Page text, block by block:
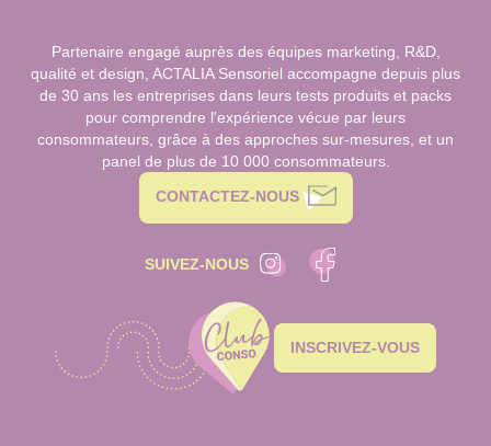
Partenaire engagé auprès des équipes marketing, R&D,
qualité et design, ACTALIA Sensoriel accompagne depuis plus
de 30 ans les entreprises dans leurs tests produits et packs
pour comprendre l'expérience vécue par leurs
consommateurs, grâce à des approches sur-mesures, et un
panel de plus de 10 000 consommateurs.
CONTACTEZ-NOUS
SUIVEZ-NOUS
INSCRIVEZ-VOUS